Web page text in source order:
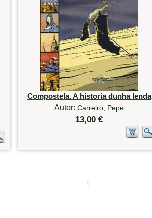
Compostela. A historia dunha lenda
Autor:Carreiro, Pepe
13,00 €
1